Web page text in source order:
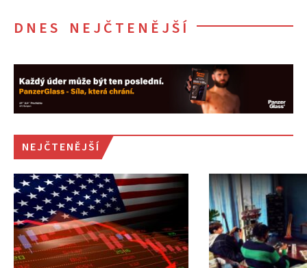
DNES NEJČTENĚJŠÍ
NEJČTENĚJŠÍ